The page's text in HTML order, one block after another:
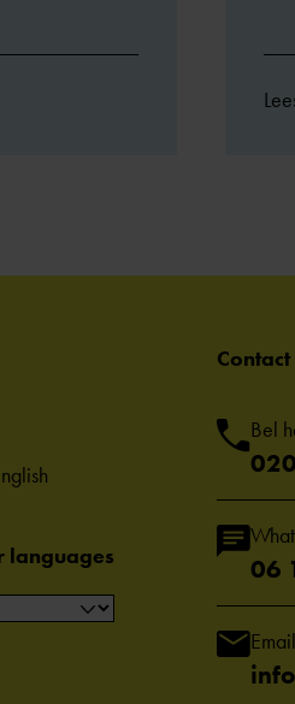
languages
Contact
Bel
06